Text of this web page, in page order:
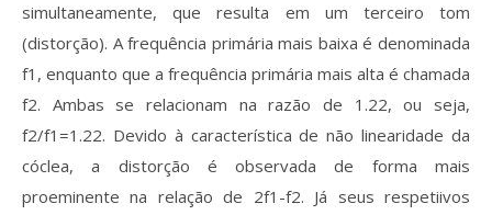
simultaneamente, que resulta em um terceiro tom
(distorção). A frequência primária mais baixa é denominada
f1, enquanto que a frequência primária mais alta é chamada
f2. Ambas se relacionam na razão de 1.22, ou seja,
f2/f1=1.22. Devido à característica de não linearidade da
cóclea, a distorção é observada de forma mais
proeminente na relação de 2f1-f2. Já seus respetiivos